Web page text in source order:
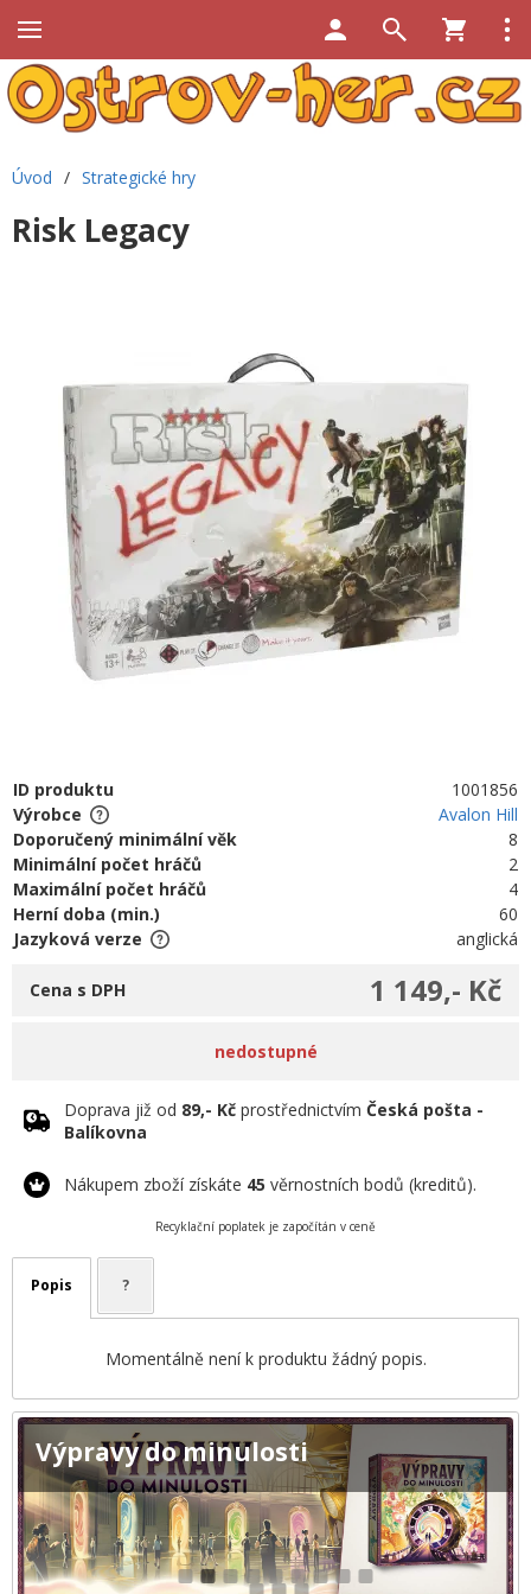
Úvod / Strategické hry
Risk Legacy
ID produktu
1001856
Výrobce
Avalon Hill
Doporučený minimální věk
8
Minimální počet hráčů
2
Maximální počet hráčů
4
Herní doba (min.)
60
Jazyková verze
anglická
1 149,- Kč
Cena s DPH
nedostupné
Doprava již od 89,- Kč prostřednictvím Česká pošta -
Balíkovna
Nákupem zboží získáte 45 věrnostních bodů (kreditů).
Recyklační poplatek je započítán v ceně
Popis ?
Momentálně není k produktu žádný popis.
Výpravy do minulosti